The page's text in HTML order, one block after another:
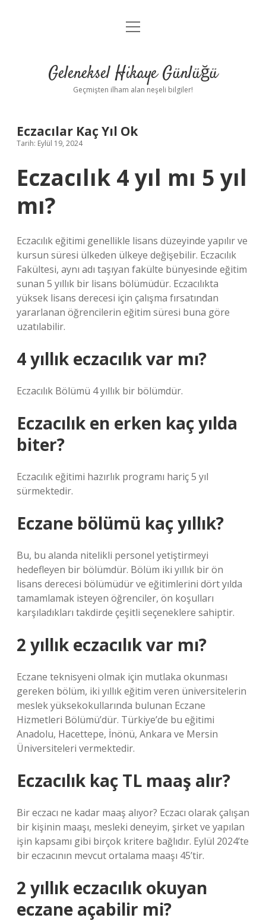
Anasayfa
Yasal Uyarı
menüyü
Geleneksel Hikaye Günlüğü
Geçmişten ilham alan neşeli bilgiler!
Eczacılar Kaç Yıl Ok
Tarih: Eylül 19, 2024
Eczacılık 4 yıl mı 5 yıl
mı?
Eczacılık eğitimi genellikle lisans düzeyinde yapılır ve
kursun süresi ülkeden ülkeye değişebilir. Eczacılık
Fakültesi, aynı adı taşıyan fakülte bünyesinde eğitim
sunan 5 yıllık bir lisans bölümüdür. Eczacılıkta
yüksek lisans derecesi için çalışma fırsatından
yararlanan öğrencilerin eğitim süresi buna göre
uzatılabilir.
4 yıllık eczacılık var mı?
Eczacılık Bölümü 4 yıllık bir bölümdür.
Eczacılık en erken kaç yılda
biter?
Eczacılık eğitimi hazırlık programı hariç 5 yıl
sürmektedir.
Eczane bölümü kaç yıllık?
Bu, bu alanda nitelikli personel yetiştirmeyi
hedefleyen bir bölümdür. Bölüm iki yıllık bir ön
lisans derecesi bölümüdür ve eğitimlerini dört yılda
tamamlamak isteyen öğrenciler, ön koşulları
karşıladıkları takdirde çeşitli seçeneklere sahiptir.
2 yıllık eczacılık var mı?
Eczane teknisyeni olmak için mutlaka okunması
gereken bölüm, iki yıllık eğitim veren üniversitelerin
meslek yüksekokullarında bulunan Eczane
Hizmetleri Bölümü’dür. Türkiye’de bu eğitimi
Anadolu, Hacettepe, İnönü, Ankara ve Mersin
Üniversiteleri vermektedir.
Eczacılık kaç TL maaş alır?
Bir eczacı ne kadar maaş alıyor? Eczacı olarak çalışan
bir kişinin maaşı, mesleki deneyim, şirket ve yapılan
işin kapsamı gibi birçok kritere bağlıdır. Eylül 2024’te
bir eczacının mevcut ortalama maaşı 45’tir.
2 yıllık eczacılık okuyan
eczane açabilir mi?